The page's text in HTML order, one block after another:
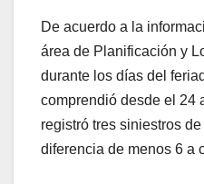
De acuerdo a la
área de Planificación y
durante los días del
comprendió desde el 24
registró tres siniestros
diferencia de menos 6 a